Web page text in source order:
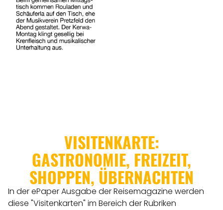
VISITENKARTE:
GASTRONOMIE, FREIZEIT,
SHOPPEN, ÜBERNACHTEN
In der ePaper Ausgabe der Reisemagazine werden
diese "Visitenkarten" im Bereich der Rubriken